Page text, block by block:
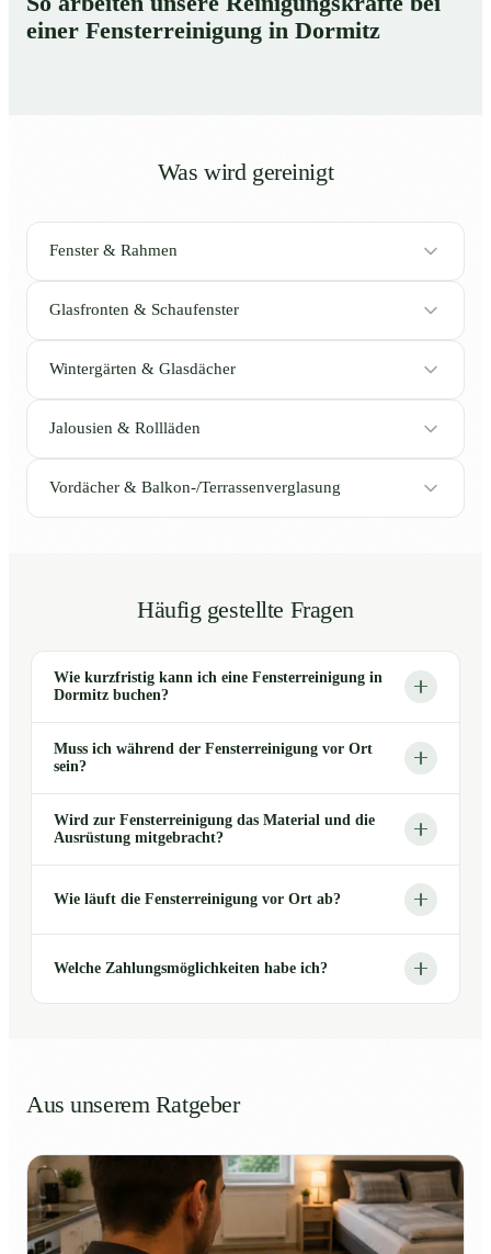
einer Fensterreinigung in Dormitz
Was wird gereinigt
Fenster & Rahmen
Glasfronten & Schaufenster
Wintergärten & Glasdächer
Jalousien & Rollläden
Vordächer & Balkon-/Terrassenverglasung
Häufig gestellte Fragen
Wie kurzfristig kann ich eine Fensterreinigung in
Dormitz buchen?
Muss ich während der Fensterreinigung vor Ort
sein?
Wird zur Fensterreinigung das Material und die
Ausrüstung mitgebracht?
Wie läuft die Fensterreinigung vor Ort ab?
Welche Zahlungsmöglichkeiten habe ich?
Aus unserem Ratgeber